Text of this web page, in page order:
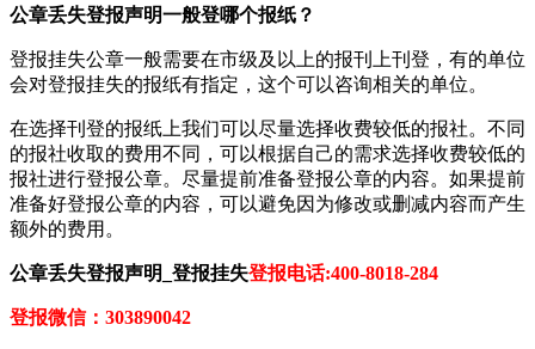
公章丢失登报声明一般登哪个报纸？
登报挂失公章一般需要在市级及以上的报刊上刊登，有的单位
会对登报挂失的报纸有指定，这个可以咨询相关的单位。
在选择刊登的报纸上我们可以尽量选择收费较低的报社。不同
的报社收取的费用不同，可以根据自己的需求选择收费较低的
报社进行登报公章。尽量提前准备登报公章的内容。如果提前
准备好登报公章的内容，可以避免因为修改或删减内容而产生
额外的费用。
公章丢失登报声明_登报挂失登报电话:400-8018-284
登报微信：303890042